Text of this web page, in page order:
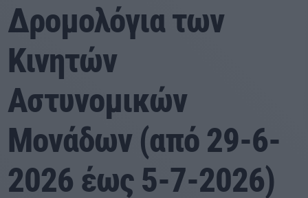
Αρχική
Εκπομπές
Ειδήσεις
Αθλητικά
Δρομολόγια των
Κινητών
Αστυνομικών
Μονάδων (από 29-6-
2026 έως 5-7-2026)